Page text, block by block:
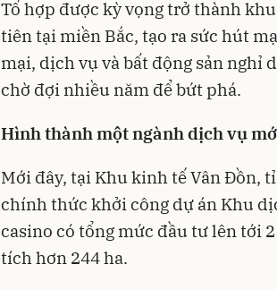
Tổ hợp được kỳ vọng trở thành
tiên tại miền Bắc, tạo ra sức hút
mại, dịch vụ và bất động sản nghỉ
chờ đợi nhiều năm để bứt phá.
Hình thành một ngành dịch vụ
Mới đây, tại Khu kinh tế Vân Đồn,
chính thức khởi công dự án Khu
casino có tổng mức đầu tư lên tới
tích hơn 244 ha.